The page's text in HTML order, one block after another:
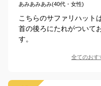
あみあみあみ(40代・女性)
こちらのサファリハット
首の後ろにたれがついて
す。
全てのおす